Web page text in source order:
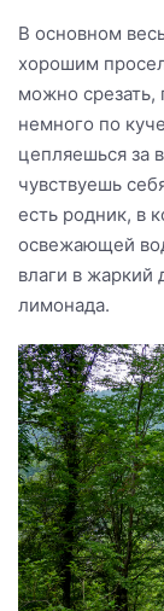
В основном
хорошим
можно срезать,
немного по
цепляешься за
чувствуешь
есть родник, в
освежающей
влаги в жаркий
лимонада.